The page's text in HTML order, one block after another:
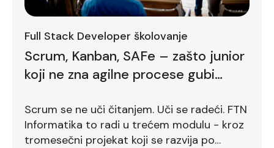
Full Stack Developer školovanje
Scrum, Kanban, SAFe – zašto junior
koji ne zna agilne procese gubi
Scrum se ne uči čitanjem. Uči se radeći. FTN
Informatika to radi u trećem modulu - kroz
tromesečni projekat koji se razvija po